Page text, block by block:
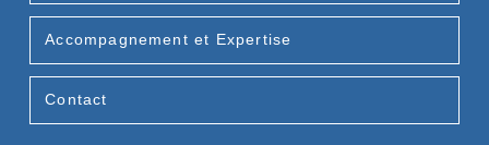
Accompagnement et Expertise
Contact